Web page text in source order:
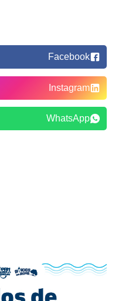
Facebook
Instagram
WhatsApp